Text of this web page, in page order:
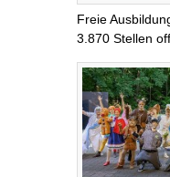
Freie
3.870 Stellen